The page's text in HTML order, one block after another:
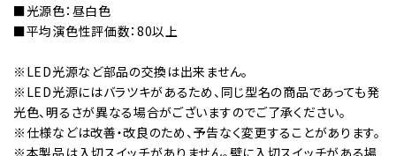
■光源色：昼白色
■平均演色性評価数：80以上
※LED光源など部品の交換は出来ません。
※LED光源にはバラツキがあるため、同じ型名の商品であっても発
光色、明るさが異なる場合がございますのでご了承ください。
※仕様などは改善・改良のため、予告なく変更することがあります。
※本製品は入切スイッチがありません。壁に入切スイッチがある場